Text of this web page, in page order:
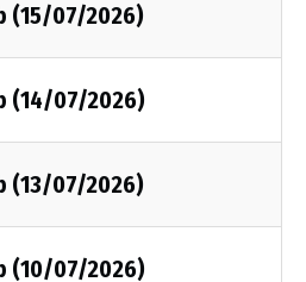
(15/07/2026)
(14/07/2026)
(13/07/2026)
(10/07/2026)